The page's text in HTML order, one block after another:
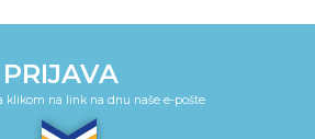
PRIJAVA
klikom na link na dnu naše e-pošte